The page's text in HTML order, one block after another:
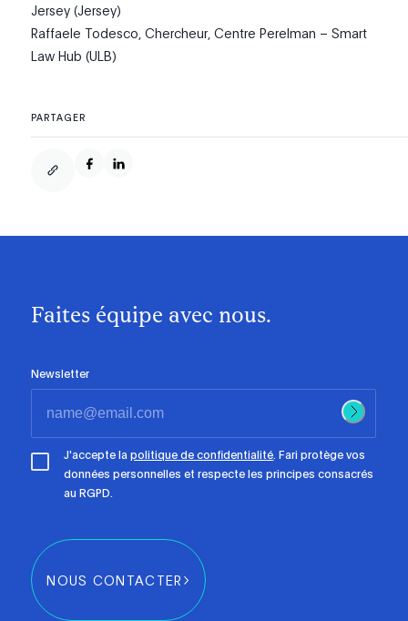
Jersey (Jersey)
Raffaele Todesco, Chercheur, Centre Perelman – Smart
Law Hub (ULB)
PARTAGER
Faites équipe avec nous.
Newsletter
J'accepte lapolitique de confidentialité. Fari protège vos
données personnelles et respecte les principes consacrés
au RGPD.
NOUS CONTACTER